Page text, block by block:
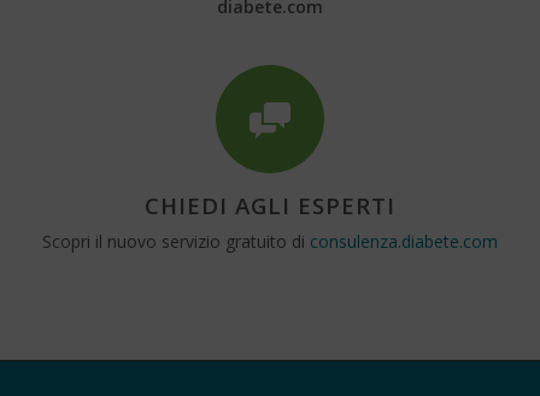
diabete.com
CHIEDI AGLI ESPERTI
Scopri il nuovo servizio gratuito di consulenza.diabete.com